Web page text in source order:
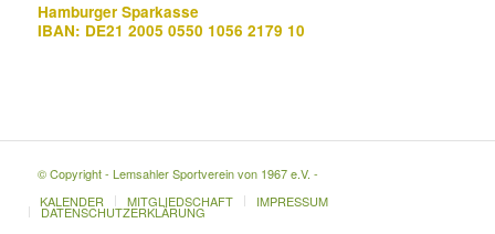
Hamburger Sparkasse
IBAN: DE21 2005 0550 1056 2179 10
© Copyright - Lemsahler Sportverein von 1967 e.V. -
KALENDER
MITGLIEDSCHAFT IMPRESSUM
DATENSCHUTZERKLÄRUNG